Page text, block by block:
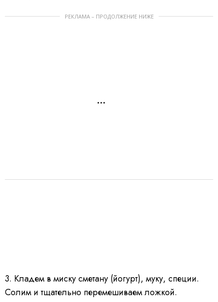
РЕКЛАМА – ПРОДОЛЖЕНИЕ НИЖЕ
3. Кладем в миску сметану (йогурт), муку, специи.
Солим и тщательно перемешиваем ложкой.